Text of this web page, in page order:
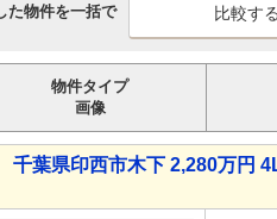
た物件を一括で
物件タイプ
画像
千葉県印西市木下 2,280万円